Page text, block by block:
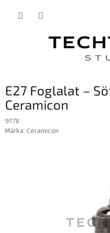
E27 Foglalat –
Ceramicon
9778
Márka: Ceramicon